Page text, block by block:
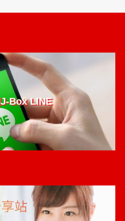
Box LINE